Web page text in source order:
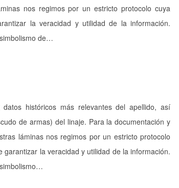
nos regimos por un estricto protocolo cuya
la veracidad y utilidad de la información.
de…
datos históricos más relevantes del apellido, así
de armas) del linaje. Para la documentación y
láminas nos regimos por un estricto protocolo
garantizar la veracidad y utilidad de la información.